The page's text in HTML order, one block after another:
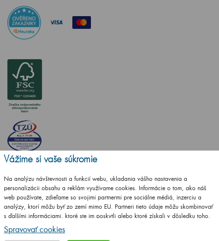
Vytvorilo studioCZECHGROUP.cz
Vážime si vaše súkromie
Na analýzu návštevnosti a funkcií webu, ukladania vášho nastavenia a
personalizácii obsahu a reklám využívame cookies. Informácie o tom, ako náš
web používate, zdieľame so svojimi partnermi pre sociálne médiá, inzerciu a
analýzy, ktorí môžu byť zo zemí mimo EU. Partneri tieto údaje môžu skombinovať
s ďalšími informáciami, ktoré ste im poskytli alebo ktoré získali v dôsledku toho,
že používate ich služby.
Spravovať cookies